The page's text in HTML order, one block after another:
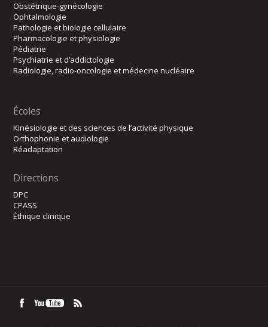
Obstétrique-gynécologie
Ophtalmologie
Pathologie et biologie cellulaire
Pharmacologie et physiologie
Pédiatrie
Psychiatrie et d’addictologie
Radiologie, radio-oncologie et médecine nucléaire
Écoles
Kinésiologie et des sciences de l’activité physique
Orthophonie et audiologie
Réadaptation
Directions
DPC
CPASS
Éthique clinique